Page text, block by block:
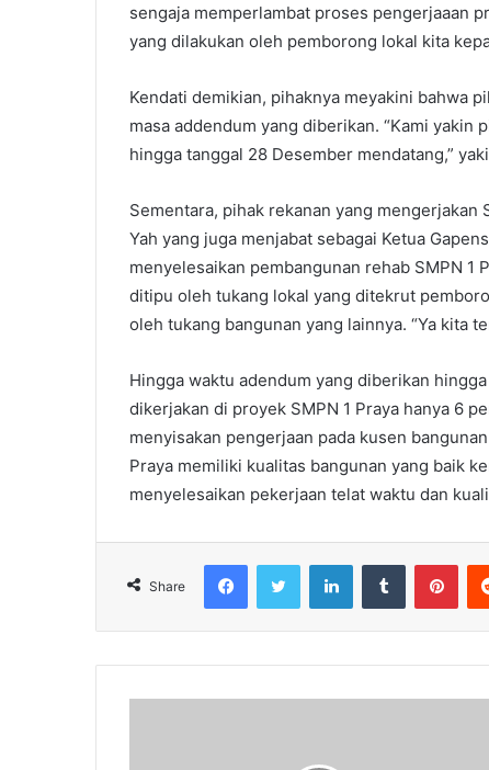
sengaja memperlambat proses pengerjaaan
yang dilakukan oleh pemborong lokal kita
Kendati demikian, pihaknya meyakini bahwa
masa addendum yang diberikan. “Kami yakin
hingga tanggal 28 Desember mendatang,”
Sementara, pihak rekanan yang mengerjakan
Yah yang juga menjabat sebagai Ketua
menyelesaikan pembangunan rehab SMPN 1
ditipu oleh tukang lokal yang ditekrut
oleh tukang bangunan yang lainnya. “Ya kita
Hingga waktu adendum yang diberikan
dikerjakan di proyek SMPN 1 Praya hanya 6
menyisakan pengerjaan pada kusen
Praya memiliki kualitas bangunan yang baik
menyelesaikan pekerjaan telat waktu dan
Share
FacebookTwitter LinkedInTumblr